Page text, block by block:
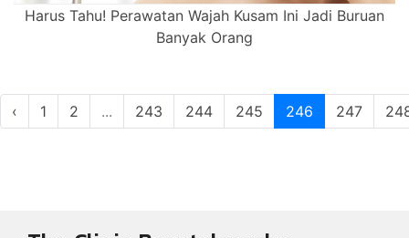
Harus Tahu! Perawatan Wajah Kusam Ini Jadi Buruan
Banyak Orang
‹ 1 2 ... 243 244 245 246 247